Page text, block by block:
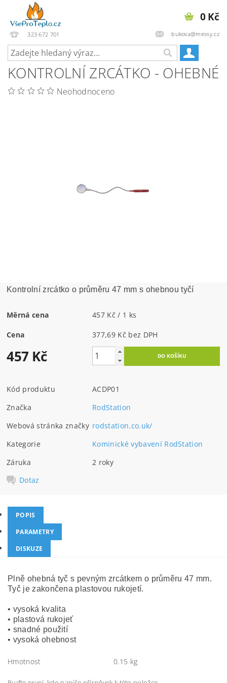
323 672 701 bukova@messy.cz
0 Kč
KONTROLNÍ ZRCÁTKO - OHEBNÉ
Neohodnoceno
Kontrolní zrcátko o průměru 47 mm s ohebnou tyčí
Měrná cena 457 Kč / 1 ks
Cena 377,69 Kč bez DPH
457 Kč
Kód produktu
ACDP01
Značka
RodStation
Webová stránka značky rodstation.co.uk/
Kategorie
Kominické vybavení RodStation
Záruka
2 roky
Dotaz
POPIS
PARAMETRY
DISKUZE
Plně ohebná tyč s pevným zrcátkem o průměru 47 mm.
Tyč je zakončena plastovou rukojetí.
• vysoká kvalita
• plastová rukojeť
• snadné použití
• vysoká ohebnost
Hmotnost 0.15 kg